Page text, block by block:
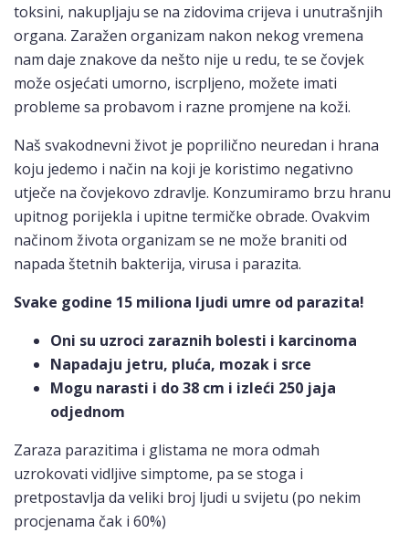
toksini, nakupljaju se na zidovima crijeva i unutrašnjih
organa. Zaražen organizam nakon nekog vremena
nam daje znakove da nešto nije u redu, te se čovjek
može osjećati umorno, iscrpljeno, možete imati
probleme sa probavom i razne promjene na koži.
Naš svakodnevni život je poprilično neuredan i hrana
koju jedemo i način na koji je koristimo negativno
utječe na čovjekovo zdravlje. Konzumiramo brzu hranu
upitnog porijekla i upitne termičke obrade. Ovakvim
načinom života organizam se ne može braniti od
napada štetnih bakterija, virusa i parazita.
Svake godine 15 miliona ljudi umre od parazita!
Oni su uzroci zaraznih bolesti i karcinoma
Napadaju jetru, pluća, mozak i srce
Mogu narasti i do 38 cm i izleći 250 jaja
odjednom
Zaraza parazitima i glistama ne mora odmah
uzrokovati vidljive simptome, pa se stoga i
pretpostavlja da veliki broj ljudi u svijetu (po nekim
procjenama čak i 60%)